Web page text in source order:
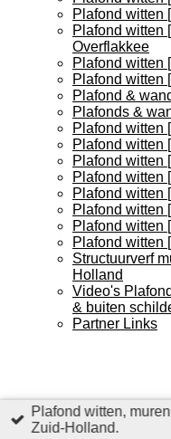
Plafond witten
Plafond witten
Overflakkee
Plafond witten
Plafond witten
Plafond &
Plafonds &
Plafond witten
Plafond witten
Plafond witten
Plafond witten
Plafond witten
Plafond witten
Plafond witten
Plafond witten
Structuurverf
Holland
Video's
& buiten
Partner Links
Plafond witten,
Zuid-Holland.